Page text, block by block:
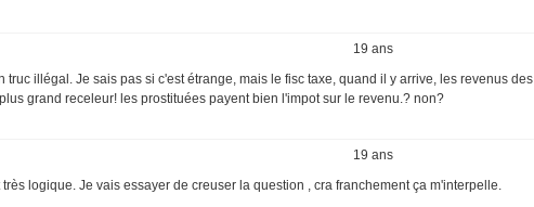
19 ans
illégal. Je sais pas si c'est étrange, mais le fisc taxe, quand il y arrive, les revenus des
grand receleur! les prostituées payent bien l'impot sur le revenu.? non?
19 ans
logique. Je vais essayer de creuser la question , cra franchement ça m'interpelle.